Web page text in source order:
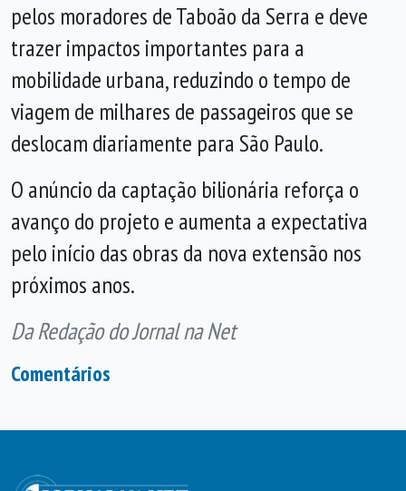
pelos moradores de Taboão da Serra e deve
trazer impactos importantes para a
mobilidade urbana, reduzindo o tempo de
viagem de milhares de passageiros que se
deslocam diariamente para São Paulo.
O anúncio da captação bilionária reforça o
avanço do projeto e aumenta a expectativa
pelo início das obras da nova extensão nos
próximos anos.
Da Redação do Jornal na Net
Comentários